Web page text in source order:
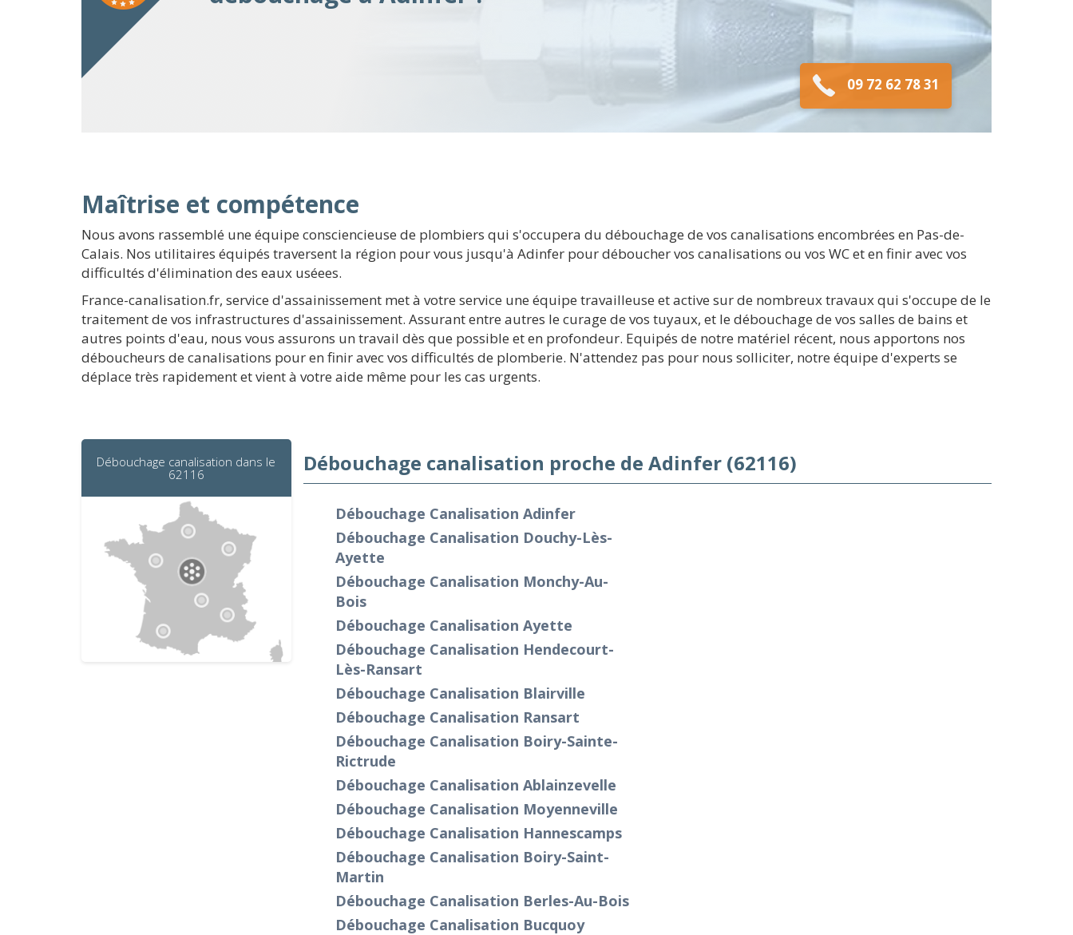
09 72 62 78 31
Maîtrise et compétence
Nous avons rassemblé une équipe consciencieuse de plombiers qui s'occupera du débouchage de vos canalisations encombrées en Pas-de-
Calais. Nos utilitaires équipés traversent la région pour vous jusqu'à Adinfer pour déboucher vos canalisations ou vos WC et en finir avec vos
difficultés d'élimination des eaux uséees.
France-canalisation.fr, service d'assainissement met à votre service une équipe travailleuse et active sur de nombreux travaux qui s'occupe de le
traitement de vos infrastructures d'assainissement. Assurant entre autres le curage de vos tuyaux, et le débouchage de vos salles de bains et
autres points d'eau, nous vous assurons un travail dès que possible et en profondeur. Equipés de notre matériel récent, nous apportons nos
déboucheurs de canalisations pour en finir avec vos difficultés de plomberie. N'attendez pas pour nous solliciter, notre équipe d'experts se
déplace très rapidement et vient à votre aide même pour les cas urgents.
Débouchage canalisation dans le
62116
Débouchage canalisation proche de Adinfer (62116)
Débouchage Canalisation Adinfer
Débouchage Canalisation Douchy-Lès-
Ayette
Débouchage Canalisation Monchy-Au-
Bois
Débouchage Canalisation Ayette
Débouchage Canalisation Hendecourt-
Lès-Ransart
Débouchage Canalisation Blairville
Débouchage Canalisation Ransart
Débouchage Canalisation Boiry-Sainte-
Rictrude
Débouchage Canalisation Ablainzevelle
Débouchage Canalisation Moyenneville
Débouchage Canalisation Hannescamps
Débouchage Canalisation Boiry-Saint-
Martin
Débouchage Canalisation Berles-Au-Bois
Débouchage Canalisation Bucquoy